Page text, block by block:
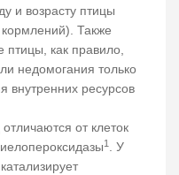
и возрасту птицы
кормлений). Также
птицы, как правило,
недомогания только
внутренних ресурсов
от клеток
1
. У